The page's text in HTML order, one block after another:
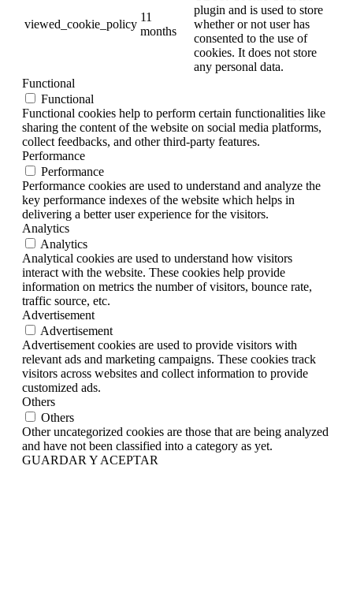
viewed_cookie_policy
11
months
plugin and is used to store
whether or not user has
consented to the use of
cookies. It does not store
any personal data.
Functional
Functional
Functional cookies help to perform certain functionalities like
sharing the content of the website on social media platforms,
collect feedbacks, and other third-party features.
Performance
Performance
Performance cookies are used to understand and analyze the
key performance indexes of the website which helps in
delivering a better user experience for the visitors.
Analytics
Analytics
Analytical cookies are used to understand how visitors
interact with the website. These cookies help provide
information on metrics the number of visitors, bounce rate,
traffic source, etc.
Advertisement
Advertisement
Advertisement cookies are used to provide visitors with
relevant ads and marketing campaigns. These cookies track
visitors across websites and collect information to provide
customized ads.
Others
Others
Other uncategorized cookies are those that are being analyzed
and have not been classified into a category as yet.
GUARDAR Y ACEPTAR